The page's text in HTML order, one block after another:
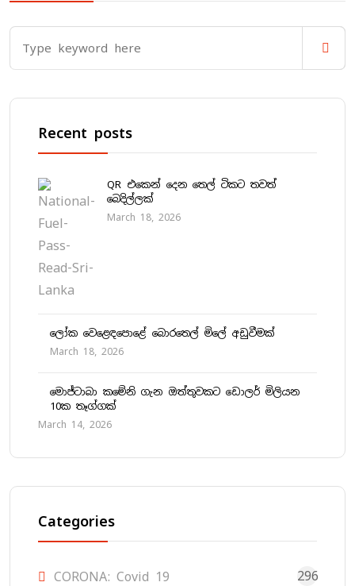
Recent posts
QR එකෙන් දෙන තෙල් ටිකට තවත්
බෙදිල්ලක්
March 18, 2026
ලෝක වෙළෙඳපොළේ බොරතෙල් මිලේ අඩුවීමක්
March 18, 2026
මොජ්ටාබා කමේනි ගැන ඔත්තුවකට ඩොලර් මිලියන
10ක තෑග්ගක්
March 14, 2026
Categories
CORONA: Covid 19 296